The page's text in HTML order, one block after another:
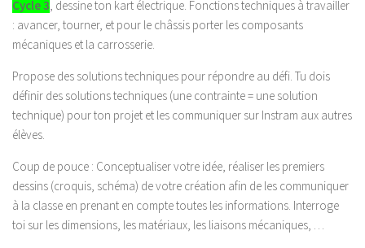
Cycle 3, dessine ton kart électrique. Fonctions techniques à travailler
: avancer, tourner, et pour le châssis porter les composants
mécaniques et la carrosserie.
Propose des solutions techniques pour répondre au défi. Tu dois
définir des solutions techniques (une contrainte = une solution
technique) pour ton projet et les communiquer sur Instram aux autres
élèves.
Coup de pouce : Conceptualiser votre idée, réaliser les premiers
dessins (croquis, schéma) de votre création afin de les communiquer
à la classe en prenant en compte toutes les informations. Interroge
toi sur les dimensions, les matériaux, les liaisons mécaniques, …